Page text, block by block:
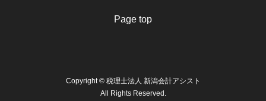
Page top
Copyright © 税理士法人 新潟会計アシスト
All Rights Reserved.